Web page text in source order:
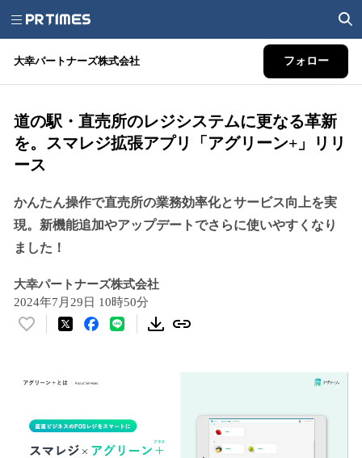
大幸パートナーズ株式会社 フォロー
道の駅・直売所のレジシステムに更なる革新
を。スマレジ拡張アプリ「アグリーン+」リリ
ース
かんたん操作で直売所の業務効率化とサービス向上を実
現。新機能追加やアップデートでさらに使いやすくなり
ました！
大幸パートナーズ株式会社
2024年7月29日 10時50分
い
！
を
読
み